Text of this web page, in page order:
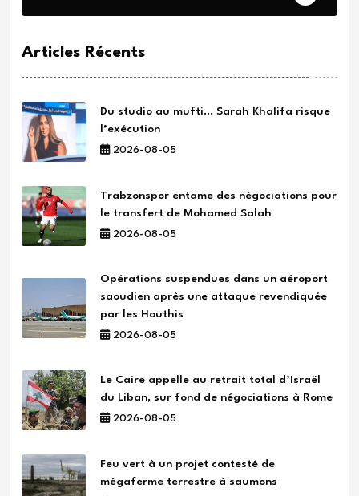
Articles Récents
Du studio au mufti… Sarah Khalifa risque
l’exécution
2026-08-05
Trabzonspor entame des négociations pour
le transfert de Mohamed Salah
2026-08-05
Opérations suspendues dans un aéroport
saoudien après une attaque revendiquée
par les Houthis
2026-08-05
Le Caire appelle au retrait total d’Israël
du Liban, sur fond de négociations à Rome
2026-08-05
Feu vert à un projet contesté de
mégaferme terrestre à saumons